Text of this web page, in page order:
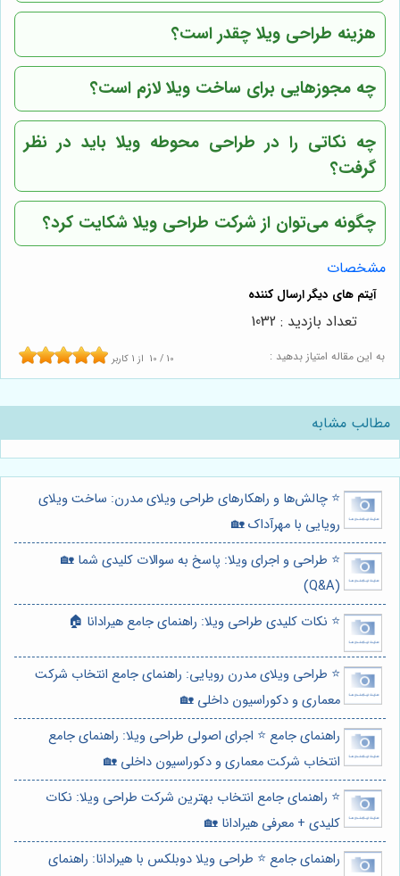
هزینه طراحی ویلا چقدر است؟
چه مجوزهایی برای ساخت ویلا لازم است؟
چه نکاتی را در طراحی محوطه ویلا باید در نظر
گرفت؟
چگونه می‌توان از شرکت طراحی ویلا شکایت کرد؟
مشخصات
به این مقاله امتیاز بدهید : 10 / 10 از 1 کاربر
تعداد بازدید : 1032
مطالب مشابه
⭐️ چالش‌ها و راهکارهای طراحی ویلای مدرن: ساخت ویلای
رویایی با مهرآداک 🏡
⭐️ طراحی و اجرای ویلا: پاسخ به سوالات کلیدی شما 🏡
(Q&A)
⭐️ نکات کلیدی طراحی ویلا: راهنمای جامع هیرادانا 🏠
⭐️ طراحی ویلای مدرن رویایی: راهنمای جامع انتخاب شرکت
معماری و دکوراسیون داخلی 🏡
راهنمای جامع ⭐️ اجرای اصولی طراحی ویلا: راهنمای جامع
انتخاب شرکت معماری و دکوراسیون داخلی 🏡
⭐️ راهنمای جامع انتخاب بهترین شرکت طراحی ویلا: نکات
کلیدی + معرفی هیرادانا 🏡
راهنمای جامع ⭐️ طراحی ویلا دوبلکس با هیرادانا: راهنمای